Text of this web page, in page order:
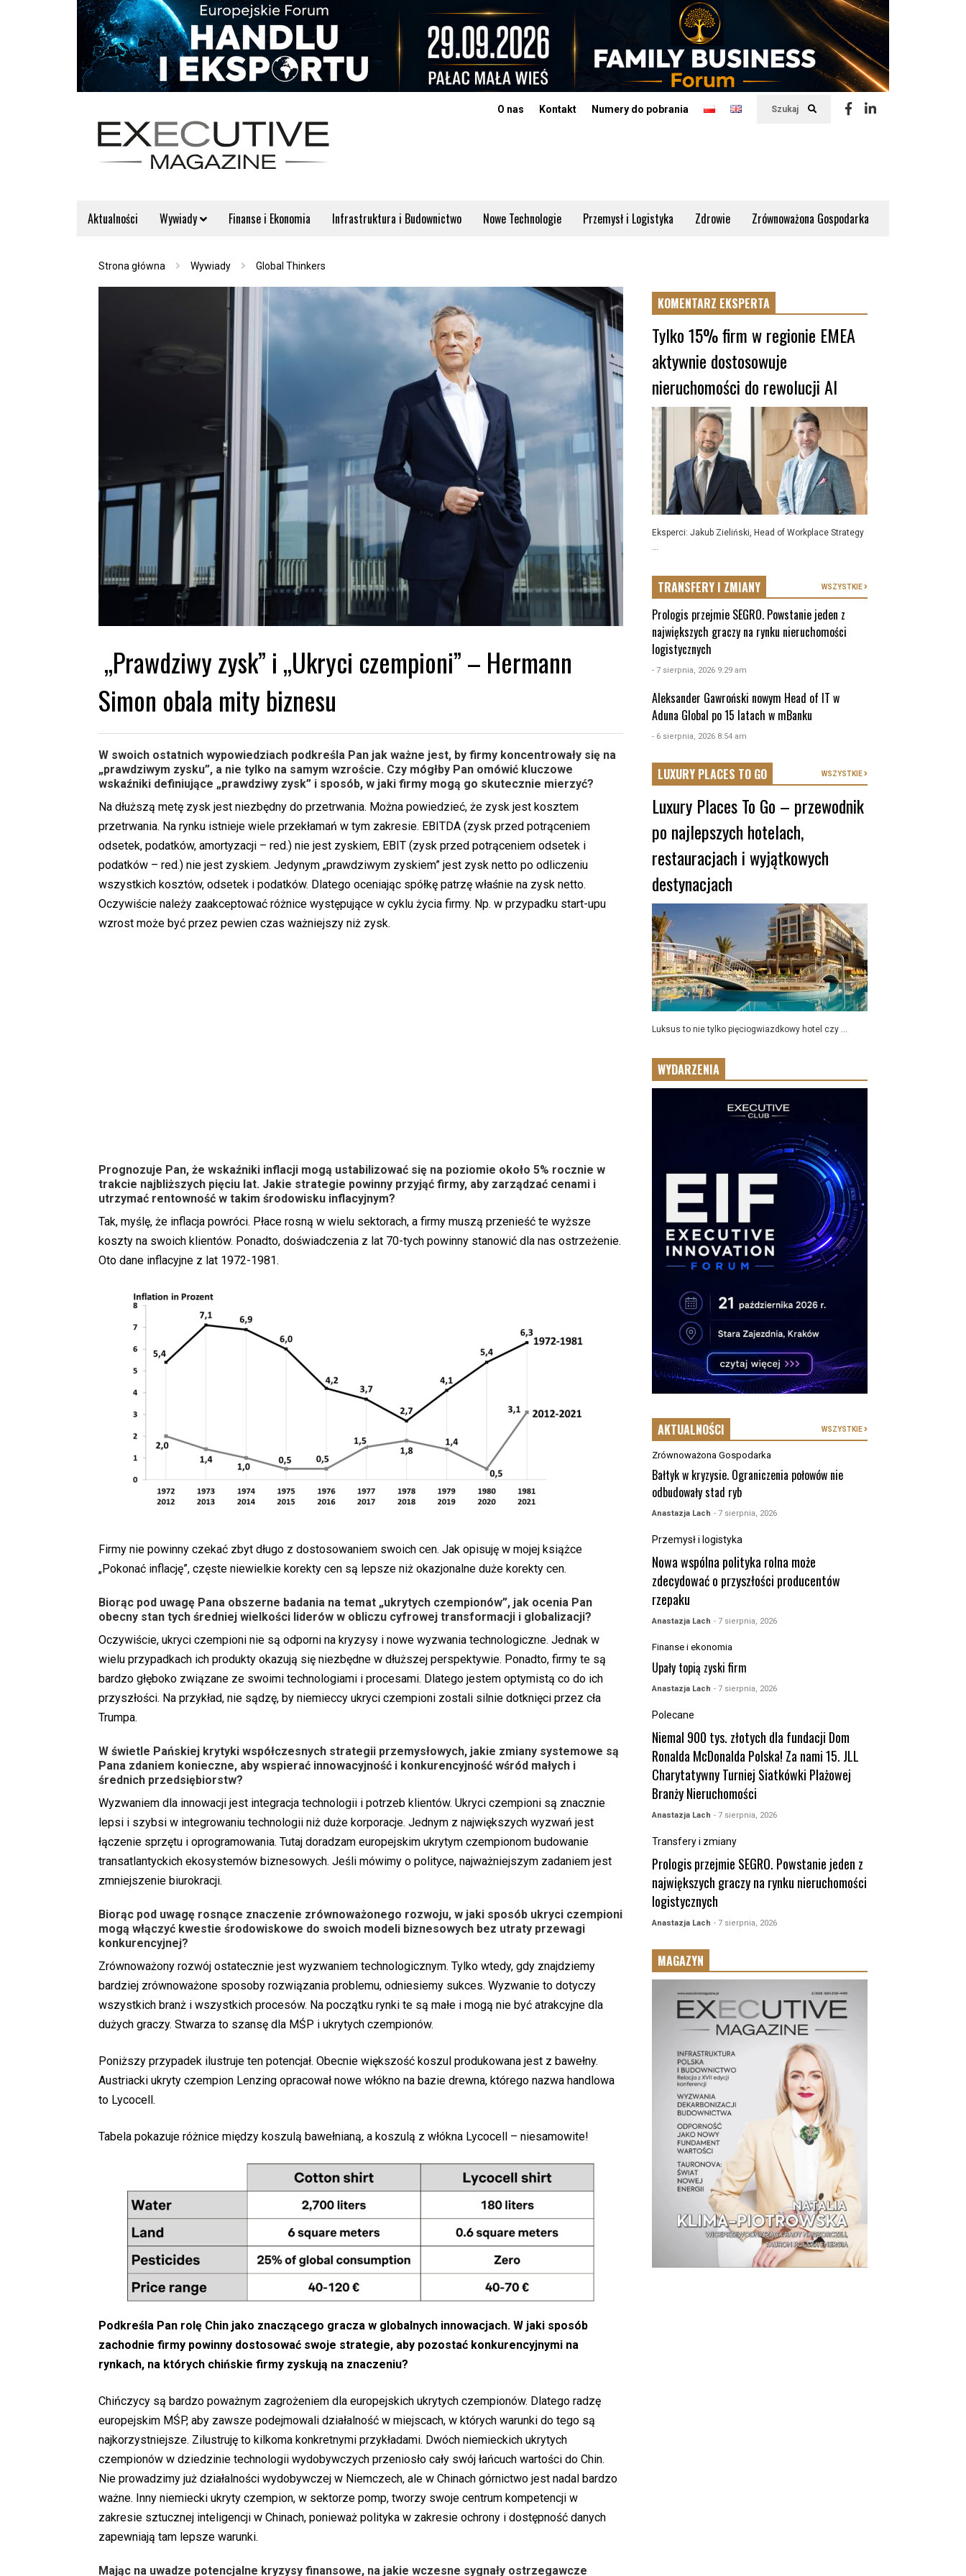
Szukaj
O nas Kontakt Numery do pobrania
Aktualności Wywiady Finanse i Ekonomia Infrastruktura i Budownictwo Nowe Technologie Przemysł i Logistyka Zdrowie Zrównoważona Gospodarka
Strona główna Wywiady Global Thinkers
„Prawdziwy zysk” i „Ukryci czempioni” – Hermann
Simon obala mity biznesu
W swoich ostatnich wypowiedziach podkreśla Pan jak ważne jest, by firmy koncentrowały się na
„prawdziwym zysku”, a nie tylko na samym wzroście. Czy mógłby Pan omówić kluczowe
wskaźniki definiujące „prawdziwy zysk” i sposób, w jaki firmy mogą go skutecznie mierzyć?
Na dłuższą metę zysk jest niezbędny do przetrwania. Można powiedzieć, że zysk jest kosztem
przetrwania. Na rynku istnieje wiele przekłamań w tym zakresie. EBITDA (zysk przed potrąceniem
odsetek, podatków, amortyzacji – red.) nie jest zyskiem, EBIT (zysk przed potrąceniem odsetek i
podatków – red.) nie jest zyskiem. Jedynym „prawdziwym zyskiem” jest zysk netto po odliczeniu
wszystkich kosztów, odsetek i podatków. Dlatego oceniając spółkę patrzę właśnie na zysk netto.
Oczywiście należy zaakceptować różnice występujące w cyklu życia firmy. Np. w przypadku start-upu
wzrost może być przez pewien czas ważniejszy niż zysk.
Prognozuje Pan, że wskaźniki inflacji mogą ustabilizować się na poziomie około 5% rocznie w
trakcie najbliższych pięciu lat. Jakie strategie powinny przyjąć firmy, aby zarządzać cenami i
utrzymać rentowność w takim środowisku inflacyjnym?
Tak, myślę, że inflacja powróci. Płace rosną w wielu sektorach, a firmy muszą przenieść te wyższe
koszty na swoich klientów. Ponadto, doświadczenia z lat 70-tych powinny stanowić dla nas ostrzeżenie.
Oto dane inflacyjne z lat 1972-1981.
Firmy nie powinny czekać zbyt długo z dostosowaniem swoich cen. Jak opisuję w mojej książce
„Pokonać inflację”, częste niewielkie korekty cen są lepsze niż okazjonalne duże korekty cen.
Biorąc pod uwagę Pana obszerne badania na temat „ukrytych czempionów”, jak ocenia Pan
obecny stan tych średniej wielkości liderów w obliczu cyfrowej transformacji i globalizacji?
Oczywiście, ukryci czempioni nie są odporni na kryzysy i nowe wyzwania technologiczne. Jednak w
wielu przypadkach ich produkty okazują się niezbędne w dłuższej perspektywie. Ponadto, firmy te są
bardzo głęboko związane ze swoimi technologiami i procesami. Dlatego jestem optymistą co do ich
przyszłości. Na przykład, nie sądzę, by niemieccy ukryci czempioni zostali silnie dotknięci przez cła
Trumpa.
W świetle Pańskiej krytyki współczesnych strategii przemysłowych, jakie zmiany systemowe są
Pana zdaniem konieczne, aby wspierać innowacyjność i konkurencyjność wśród małych i
średnich przedsiębiorstw?
Wyzwaniem dla innowacji jest integracja technologii i potrzeb klientów. Ukryci czempioni są znacznie
lepsi i szybsi w integrowaniu technologii niż duże korporacje. Jednym z największych wyzwań jest
łączenie sprzętu i oprogramowania. Tutaj doradzam europejskim ukrytym czempionom budowanie
transatlantyckich ekosystemów biznesowych. Jeśli mówimy o polityce, najważniejszym zadaniem jest
zmniejszenie biurokracji.
Biorąc pod uwagę rosnące znaczenie zrównoważonego rozwoju, w jaki sposób ukryci czempioni
mogą włączyć kwestie środowiskowe do swoich modeli biznesowych bez utraty przewagi
konkurencyjnej?
Zrównoważony rozwój ostatecznie jest wyzwaniem technologicznym. Tylko wtedy, gdy znajdziemy
bardziej zrównoważone sposoby rozwiązania problemu, odniesiemy sukces. Wyzwanie to dotyczy
wszystkich branż i wszystkich procesów. Na początku rynki te są małe i mogą nie być atrakcyjne dla
dużych graczy. Stwarza to szansę dla MŚP i ukrytych czempionów.
Poniższy przypadek ilustruje ten potencjał. Obecnie większość koszul produkowana jest z bawełny.
Austriacki ukryty czempion Lenzing opracował nowe włókno na bazie drewna, którego nazwa handlowa
to Lycocell.
Tabela pokazuje różnice między koszulą bawełnianą, a koszulą z włókna Lycocell – niesamowite!
Podkreśla Pan rolę Chin jako znaczącego gracza w globalnych innowacjach. W jaki sposób
zachodnie firmy powinny dostosować swoje strategie, aby pozostać konkurencyjnymi na
rynkach, na których chińskie firmy zyskują na znaczeniu?
Chińczycy są bardzo poważnym zagrożeniem dla europejskich ukrytych czempionów. Dlatego radzę
europejskim MŚP, aby zawsze podejmowali działalność w miejscach, w których warunki do tego są
najkorzystniejsze. Zilustruję to kilkoma konkretnymi przykładami. Dwóch niemieckich ukrytych
czempionów w dziedzinie technologii wydobywczych przeniosło cały swój łańcuch wartości do Chin.
Nie prowadzimy już działalności wydobywczej w Niemczech, ale w Chinach górnictwo jest nadal bardzo
ważne. Inny niemiecki ukryty czempion, w sektorze pomp, tworzy swoje centrum kompetencji w
zakresie sztucznej inteligencji w Chinach, ponieważ polityka w zakresie ochrony i dostępność danych
zapewniają tam lepsze warunki.
Mając na uwadze potencjalne kryzysy finansowe, na jakie wczesne sygnały ostrzegawcze
KOMENTARZ EKSPERTA
Tylko 15% firm w regionie EMEA
aktywnie dostosowuje
nieruchomości do rewolucji AI
Eksperci: Jakub Zieliński, Head of Workplace Strategy
...
TRANSFERY I ZMIANY WSZYSTKIE
Prologis przejmie SEGRO. Powstanie jeden z
największych graczy na rynku nieruchomości
logistycznych
- 7 sierpnia, 2026 9:29 am
Aleksander Gawroński nowym Head of IT w
Aduna Global po 15 latach w mBanku
- 6 sierpnia, 2026 8:54 am
LUXURY PLACES TO GO WSZYSTKIE
Luxury Places To Go – przewodnik
po najlepszych hotelach,
restauracjach i wyjątkowych
destynacjach
Luksus to nie tylko pięciogwiazdkowy hotel czy ...
WYDARZENIA
AKTUALNOŚCI WSZYSTKIE
Zrównoważona Gospodarka
Bałtyk w kryzysie. Ograniczenia połowów nie
odbudowały stad ryb
Anastazja Lach - 7 sierpnia, 2026
Przemysł i logistyka
Nowa wspólna polityka rolna może
zdecydować o przyszłości producentów
rzepaku
Anastazja Lach - 7 sierpnia, 2026
Finanse i ekonomia
Upały topią zyski firm
Anastazja Lach - 7 sierpnia, 2026
Polecane
Niemal 900 tys. złotych dla fundacji Dom
Ronalda McDonalda Polska! Za nami 15. JLL
Charytatywny Turniej Siatkówki Plażowej
Branży Nieruchomości
Anastazja Lach - 7 sierpnia, 2026
Transfery i zmiany
Prologis przejmie SEGRO. Powstanie jeden z
największych graczy na rynku nieruchomości
logistycznych
Anastazja Lach - 7 sierpnia, 2026
MAGAZYN